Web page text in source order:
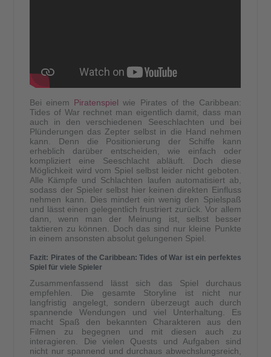
Bei einem Piratenspiel wie Pirates of the Caribbean:
Tides of War rechnet man eigentlich damit, dass man
auch in den verschiedenen Seeschlachten und bei
Plünderungen das Zepter selbst in die Hand nehmen
kann. Denn die Positionierung der Schiffe kann
erheblich darüber entscheiden, wie einfach oder
kompliziert eine Seeschlacht abläuft. Doch diese
Möglichkeit wird vom Spiel selbst leider nicht geboten.
Alle Kämpfe und Schlachten laufen automatisiert ab,
sodass der Spieler selbst hier keinen direkten Einfluss
nehmen kann. Dies mindert ein wenig den Spielspaß
und lässt einen gelegentlich frustriert zurück. Vor allem
dann, wenn man der Meinung ist, selbst besser
taktieren zu können. Doch das sind nur kleine Punkte
in einem ansonsten absolut gelungenen Spiel.
Fazit: Pirates of the Caribbean: Tides of War ist ein perfektes
Spiel für viele Spieler
Zusammenfassend lässt sich das Spiel durchaus
empfehlen. Die gesamte Storyline ist nicht nur
langfristig angelegt, sondern überzeugt auch durch
spannende Wendungen und viel Unterhaltung. Es
macht Spaß den bekannten Charakteren aus den
Filmen zu begegnen und mit diesen auch zu
interagieren. Die vielen Quests und Aufgaben sind
nicht nur spannend und durchaus abwechslungsreich,